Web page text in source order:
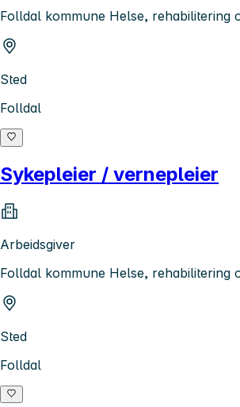
Folldal kommune Helse, rehabilitering
Sted
Folldal
Sykepleier / vernepleier
Arbeidsgiver
Folldal kommune Helse, rehabilitering
Sted
Folldal